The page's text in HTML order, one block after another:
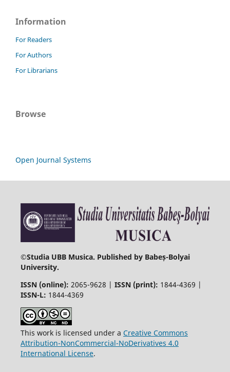
Information
For Readers
For Authors
For Librarians
Browse
Open Journal Systems
©Studia UBB Musica. Published by Babeș-Bolyai
University.
ISSN (online): 2065-9628 | ISSN (print): 1844-4369 |
ISSN-L: 1844-4369
This work is licensed under a Creative Commons
Attribution-NonCommercial-NoDerivatives 4.0
International License.